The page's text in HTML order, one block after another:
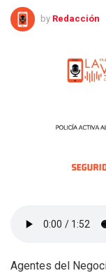
by Redacción
Agentes del